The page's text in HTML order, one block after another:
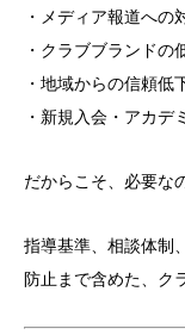
・メディア報道への
・クラブブランドの
・地域からの信頼低
・新規入会・アカデ
だからこそ、必要な
指導基準、相談体制
防止まで含めた、ク